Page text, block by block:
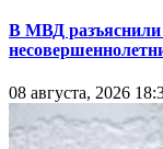
В МВД
08 августа, 2026